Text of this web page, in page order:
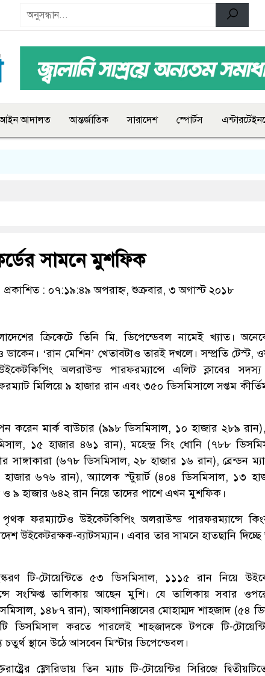
আদালত আন্তর্জাতিক সারাদেশ স্পোর্টস
সামনে মুশফিক
প্রকাশিত : ০৭:১৯:৪৯ অপরাহ্ন, শুক্রবার, ৩ অগাস্ট ২০১৮
ক্রিকেটে তিনি মি. ডিপেন্ডেবল নামেই খ্যাত।
ডাকেন। ‘রান মেশিন’ খেতাবটাও তারই দখলে। সম্প্রতি টেস্ট,
অলরাউন্ড পারফরম্যান্সে এলিট ক্লাবের
মিলিয়ে ৯ হাজার রান এবং ৩৫০ ডিসমিসালে সপ্তম
করেন মার্ক বাউচার (৯৯৮ ডিসমিসাল, ১০ হাজার ২৮৯
১৫ হাজার ৪৬১ রান), মহেন্দ্র সিং ধোনি (৭৮৮
সাঙ্গাকারা (৬৭৮ ডিসমিসাল, ২৮ হাজার ১৬ রান), ব্রেন্ডন
৬৭৬ রান), অ্যালেক স্টুয়ার্ট (৪০৪ ডিসমিসাল, ১৩
৯ হাজার ৬৪২ রান নিয়ে তাদের পাশে এখন মুশফিক।
পৃথক ফরম্যাটেও উইকেটকিপিং অলরাউন্ড পারফরম্যান্সে
উইকেটরক্ষক-ব্যাটসম্যান। এবার তার সামনে হাতছানি
টি-টোয়েন্টিতে ৫৩ ডিসমিসাল, ১১১৫ রান নিয়ে
সংক্ষিপ্ত তালিকায় আছেন মুশি। যে তালিকায় সবার
১৪৮৭ রান), আফগানিস্তানের মোহাম্মদ শাহজাদ (৫৪
ডিসমিসাল করতে পারলেই শাহজাদকে টপকে টি-
স্থানে উঠে আসবেন মিস্টার ডিপেন্ডেবল।
ফ্লোরিডায় তিন ম্যাচ টি-টোয়েন্টির সিরিজে